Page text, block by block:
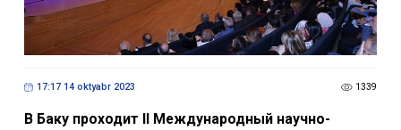
17:17 14 oktyabr 2023 1339
В Баку проходит II Международный научно-